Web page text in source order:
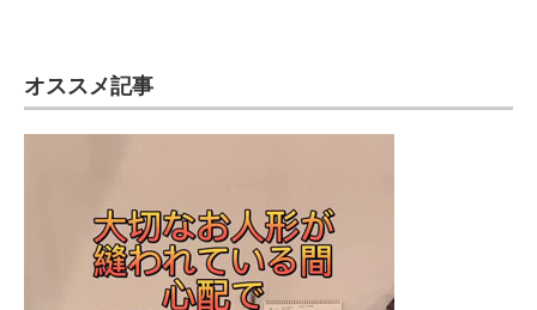
オススメ記事